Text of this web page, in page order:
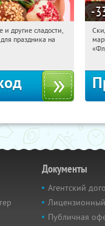
Получили:
и другие сладости,
праздника на
-
Документы
Агентский
Публичная